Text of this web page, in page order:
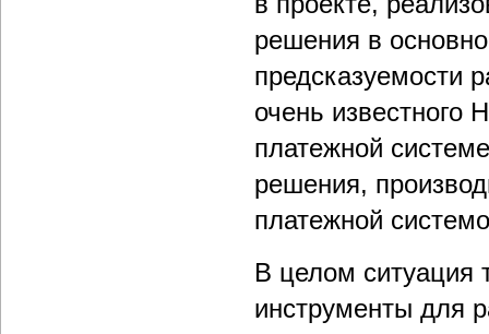
решения в
предсказуемости
очень
платежной
решения,
платежной
В целом ситуация
инструменты для